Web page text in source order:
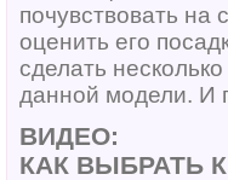
почувствовать на
оценить его
сделать
данной модели. И
ВИДЕО:
КАК ВЫБРАТЬ